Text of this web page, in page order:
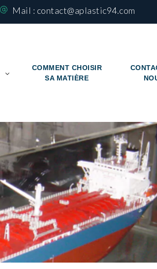
Mail : contact@aplastic94.com
COMMENT CHOISIR
SA MATIÈRE